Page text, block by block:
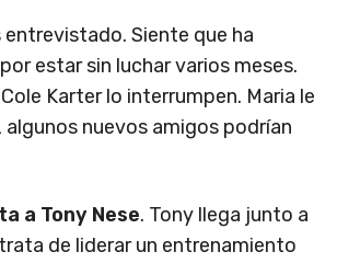
entrevistado. Siente que ha
estar sin luchar varios meses.
Karter lo interrumpen. Maria le
nuevos amigos podrían
a Tony Nese. Tony llega junto a
de liderar un entrenamiento